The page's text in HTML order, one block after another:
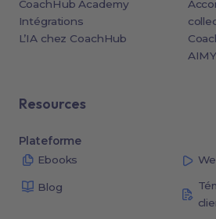
CoachHub Academy
Intégrations
L’IA chez CoachHub
Resources
Plateforme
Ebooks
Blog